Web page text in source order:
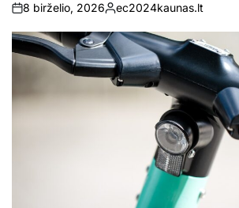
on
8 birželio, 2026
Posted
by
ec2024kaunas.lt